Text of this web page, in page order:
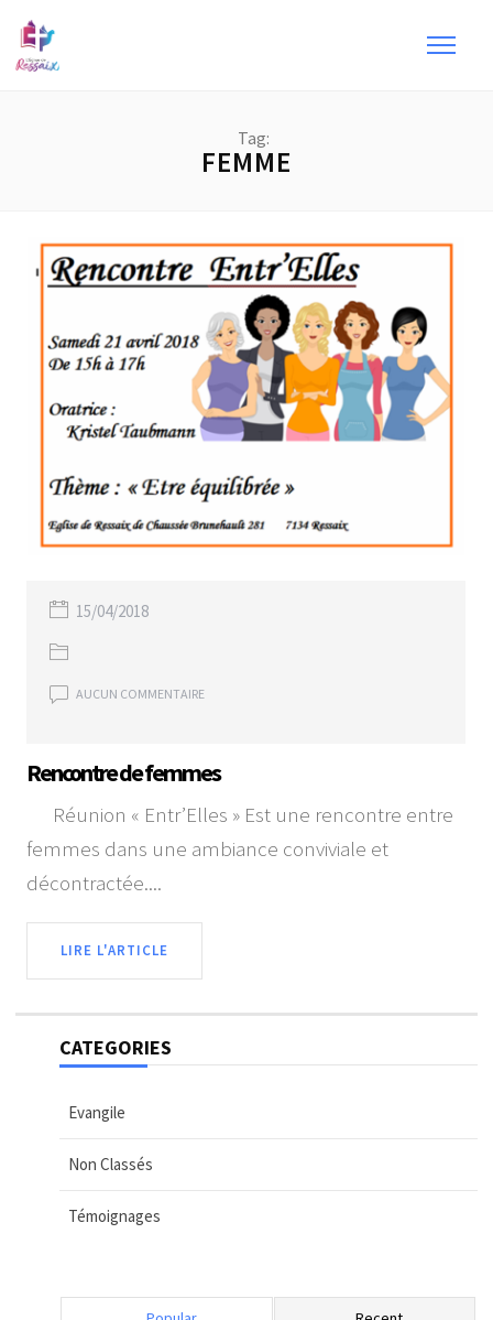
Tag:
FEMME
15/04/2018
AUCUN COMMENTAIRE
Rencontre de femmes
Réunion « Entr’Elles » Est une rencontre entre
femmes dans une ambiance conviviale et
décontractée....
LIRE L'ARTICLE
CATEGORIES
Evangile
Non Classés
Témoignages